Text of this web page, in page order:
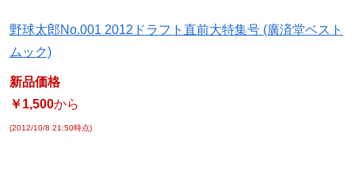
野球太郎No.001 2012ドラフト直前大特集号 (廣済堂ベスト
ムック)
新品価格
￥1,500から
(2012/10/8 21:50時点)